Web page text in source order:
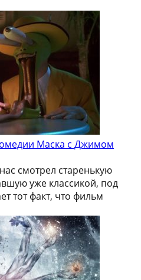
Маска с Джимом
смотрел старенькую
уже классикой, под
тот факт, что фильм